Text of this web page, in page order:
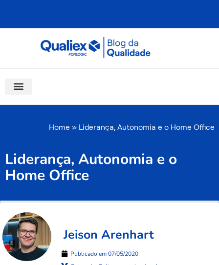
Home » Liderança, Autonomia e o Home Office
Liderança, Autonomia e o
Home Office
Jeison Arenhart
Publicado em07/05/2020